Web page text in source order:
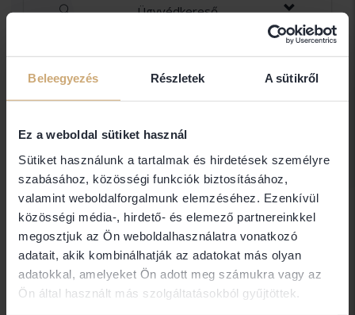
Beleegyezés Részletek A sütikről
Ez a weboldal sütiket használ
Sütiket használunk a tartalmak és hirdetések személyre
szabásához, közösségi funkciók biztosításához,
valamint weboldalforgalmunk elemzéséhez. Ezenkívül
közösségi média-, hirdető- és elemező partnereinkkel
megosztjuk az Ön weboldalhasználatra vonatkozó
adatait, akik kombinálhatják az adatokat más olyan
adatokkal, amelyeket Ön adott meg számukra vagy az
Ön által használt más szolgáltatásokból gyűjtöttek.
Ügyvédkereső
Debrecen
Hajdúböszörmény
Hajdúszoboszló
Ifj. Dr. Kiss István
Ügyvéd
4025 Debrecen
Ifj. Dr. Varga Zsigmond
Ügyvéd